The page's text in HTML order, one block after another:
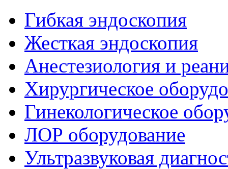
Гибкая эндоскопия
Жесткая эндоскопия
Анестезиология и
Хирургическое
Гинекологическое
ЛОР оборудование
Ультразвуковая